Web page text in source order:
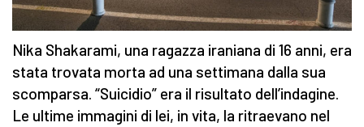
Nika Shakarami, una ragazza iraniana di 16 anni, era
stata trovata morta ad una settimana dalla sua
scomparsa. “Suicidio” era il risultato dell’indagine.
Le ultime immagini di lei, in vita, la ritraevano nel